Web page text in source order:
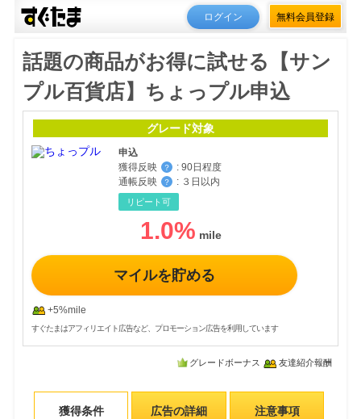
ログイン 無料会員登録
話題の商品がお得に試せる【サン
プル百貨店】ちょっプル申込
グレード対象
申込
獲得反映
？ : 90日程度
通帳反映
？ : ３日以内
リピート可
1.0%
マイルを貯める
+5%mile
すぐたまはアフィリエイト広告など、プロモーション広告を利用しています
グレードボーナス 友達紹介報酬
獲得条件 広告の詳細 注意事項